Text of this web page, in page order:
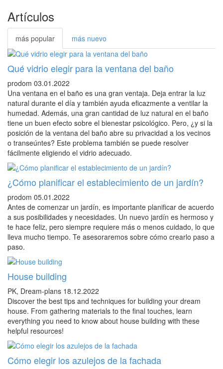
Artículos
más popular más nuevo
Qué vidrio elegir para la ventana del baño
prodom 03.01.2022
Una ventana en el baño es una gran ventaja. Deja entrar la luz
natural durante el día y también ayuda eficazmente a ventilar la
humedad. Además, una gran cantidad de luz natural en el baño
tiene un buen efecto sobre el bienestar psicológico. Pero, ¿y si la
posición de la ventana del baño abre su privacidad a los vecinos
o transeúntes? Este problema también se puede resolver
fácilmente eligiendo el vidrio adecuado.
¿Cómo planificar el establecimiento de un jardín?
prodom 05.01.2022
Antes de comenzar un jardín, es importante planificar de acuerdo
a sus posibilidades y necesidades. Un nuevo jardín es hermoso y
te hace feliz, pero siempre requiere más o menos cuidado, lo que
lleva mucho tiempo. Te asesoraremos sobre cómo crearlo paso a
paso.
House building
PK, Dream-plans 18.12.2022
Discover the best tips and techniques for building your dream
house. From gathering materials to the final touches, learn
everything you need to know about house building with these
helpful resources!
Cómo elegir los azulejos de la fachada